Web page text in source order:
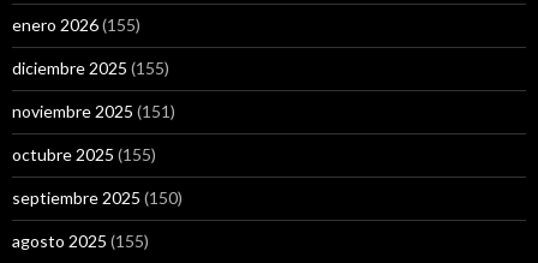
enero 2026(155)
diciembre 2025 (155)
noviembre 2025 (151)
octubre 2025 (155)
septiembre 2025 (150)
agosto 2025 (155)